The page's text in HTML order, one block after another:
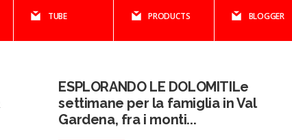
TUBE PRODUCTS BLOGGER
ESPLORANDO LE DOLOMITILe
settimane per la famiglia in Val
Gardena, fra i monti...